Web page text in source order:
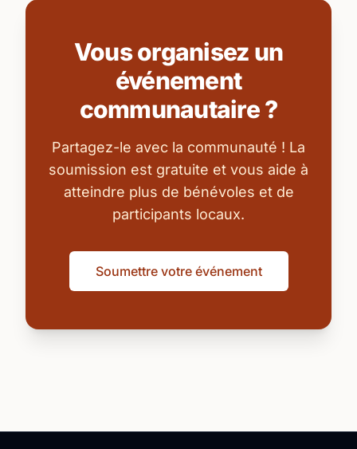
Vous organisez un
événement
communautaire ?
Partagez-le avec la communauté ! La
soumission est gratuite et vous aide à
atteindre plus de bénévoles et de
participants locaux.
Soumettre votre événement